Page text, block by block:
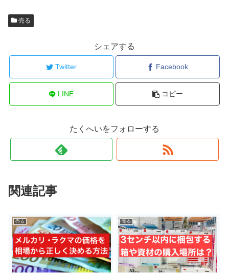
売る
シェアする
Twitter Facebook
LINE コピー
たくへいをフォローする
関連記事
売る 売る